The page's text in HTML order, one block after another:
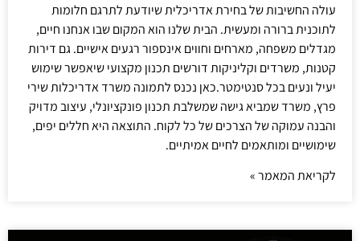
עולה החשיבות של בחירת אדריכלית שיודעת לתרגם חלומות
לתוכנית ברורה ומעשית. הבית שלנו הוא המקום שבו אנחנו חיים,
מגדלים משפחה, מארחים וחווים אינספור רגעים אישיים. גם דירות
קטנות, משרדים וקליניקות דורשים תכנון מקצועי שיאפשר שימוש
יעיל ונעים בכל סנטימטר.כאן נכנס לתמונה משרד אדריכלות שירי
פרץ, משרד שמביא גישה שמשלבת תכנון פונקציונלי, עיצוב מדויק
והבנה עמוקה של הצרכים של כל לקוח. התוצאה היא חללים יפים,
שימושיים ומותאמים לחיים אמיתיים.
לקריאת המאמר »